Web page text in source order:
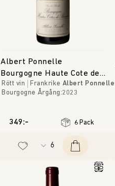
Albert Ponnelle
Bourgogne Haute Cote de
Beaune
Rött vin Frankrike Albert Ponnelle
Bourgogne Årgång:2023
349:- 6 Pack